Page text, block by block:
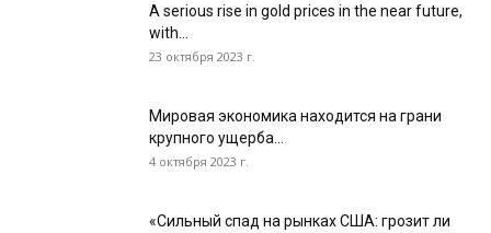
A serious rise in gold prices in the near future,
with...
23 октября 2023 г.
Мировая экономика находится на грани
крупного ущерба...
4 октября 2023 г.
«Сильный спад на рынках США: грозит ли